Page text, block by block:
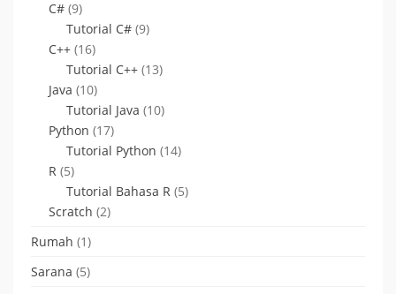
C# (9)
Tutorial C# (9)
C++ (16)
Tutorial C++ (13)
Java (10)
Tutorial Java (10)
Python (17)
Tutorial Python (14)
R (5)
Tutorial Bahasa R (5)
Scratch (2)
Rumah (1)
Sarana (5)